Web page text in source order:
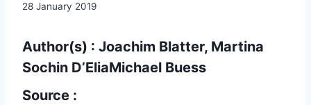
28 January 2019
Author(s) : Joachim Blatter, Martina
Sochin D’EliaMichael Buess
Source :